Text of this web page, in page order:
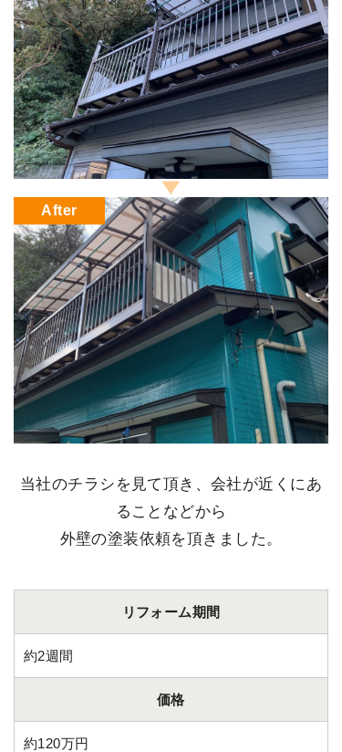
After
当社のチラシを見て頂き、会社が近くにあ
ることなどから
外壁の塗装依頼を頂きました。
リフォーム期間
約2週間
価格
約120万円